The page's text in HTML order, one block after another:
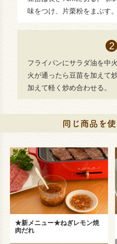
味をつけ、片栗粉をまぶす。
フライパンにサラダ油を中
火が通ったら豆苗を加えて
加えて軽く炒め合わせる。
★新メニュー★ねぎレモン焼
肉だれ